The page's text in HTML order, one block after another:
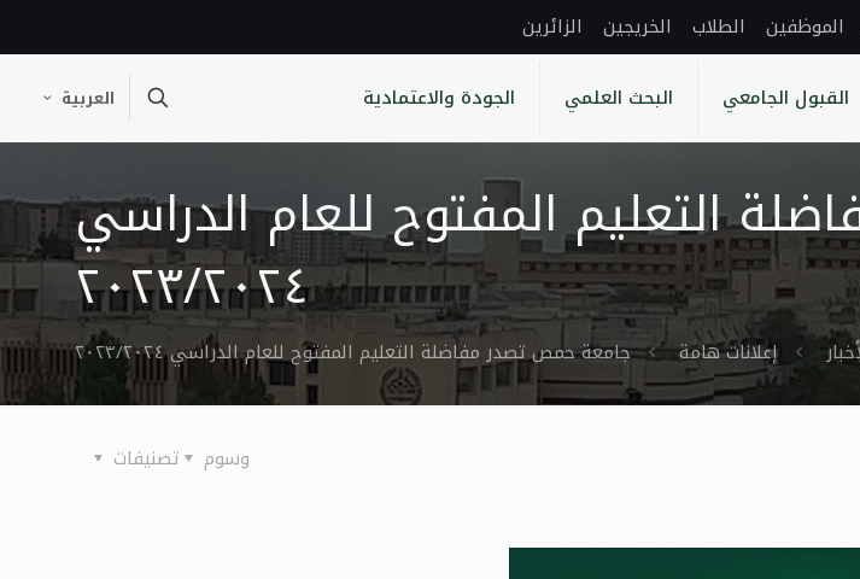
الموظفين الطلاب الخريجين الزائرين
القبول الجامعي البحث العلمي الجودة والاعتمادية العربية
التعليم المفتوح للعام الدراسي
٢٠٢٣/٢٠٢٤
إعلانات هامة جامعة حمص تصدر مفاضلة التعليم المفتوح للعام الدراسي ٢٠٢٣/٢٠٢٤
تصنيفات وسوم